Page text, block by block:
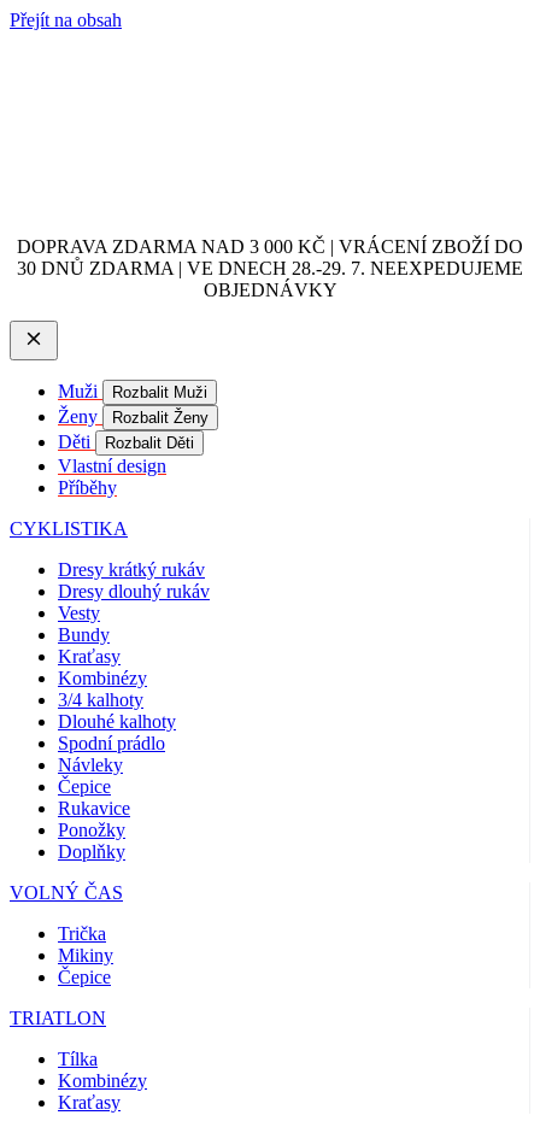
Přejít na obsah
DOPRAVA ZDARMA NAD 3 000 KČ | VRÁCENÍ ZBOŽÍ DO
30 DNŮ ZDARMA | VE DNECH 28.-29. 7. NEEXPEDUJEME
OBJEDNÁVKY
Muži Rozbalit Muži
Ženy Rozbalit Ženy
Děti Rozbalit Děti
Vlastní design
Příběhy
CYKLISTIKA
Dresy krátký rukáv
Dresy dlouhý rukáv
Vesty
Bundy
Kraťasy
Kombinézy
3/4 kalhoty
Dlouhé kalhoty
Spodní prádlo
Návleky
Čepice
Rukavice
Ponožky
Doplňky
VOLNÝ ČAS
Trička
Mikiny
Čepice
TRIATLON
Tílka
Kombinézy
Kraťasy